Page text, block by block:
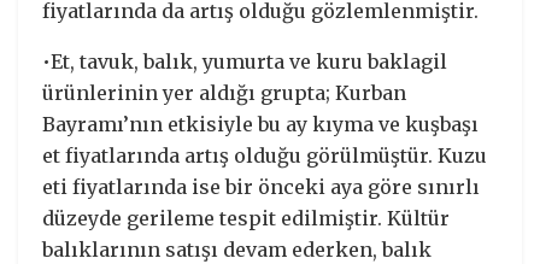
fiyatlarında da artış olduğu gözlemlenmiştir.
•Et, tavuk, balık, yumurta ve kuru baklagil
ürünlerinin yer aldığı grupta; Kurban
Bayramı’nın etkisiyle bu ay kıyma ve kuşbaşı
et fiyatlarında artış olduğu görülmüştür. Kuzu
eti fiyatlarında ise bir önceki aya göre sınırlı
düzeyde gerileme tespit edilmiştir. Kültür
balıklarının satışı devam ederken, balık